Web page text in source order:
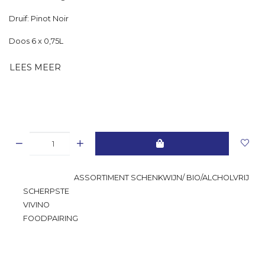
Druif: Pinot Noir
Doos 6 x 0,75L
LEES MEER
ASSORTIMENT SCHENKWIJN/ BIO/ALCHOLVRIJ
SCHERPSTE
VIVINO
FOODPAIRING